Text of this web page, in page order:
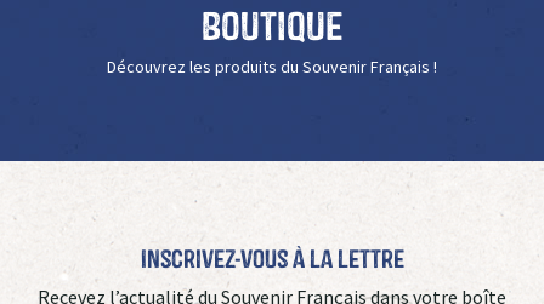
Boutique
Découvrez les produits du Souvenir Français !
Inscrivez-vous à La Lettre
Recevez l’actualité du Souvenir Français dans votre boîte